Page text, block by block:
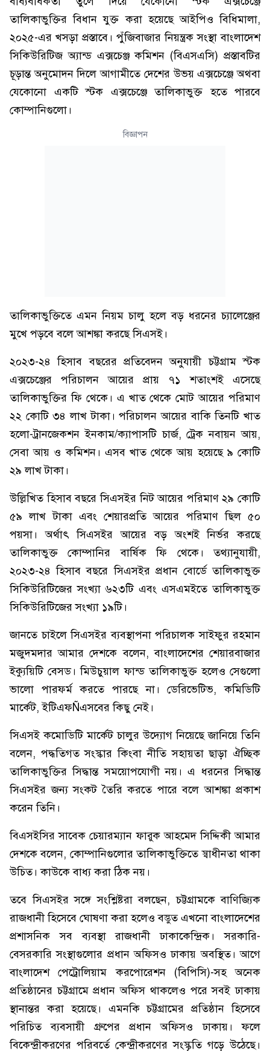
তালিকাভুক্তির বিধান যুক্ত করা হয়েছে আইপিও বিধিমালা,
২০২৫-এর খসড়া প্রস্তাবে। পুঁজিবাজার নিয়ন্ত্রক সংস্থা বাংলাদেশ
সিকিউরিটিজ অ্যান্ড এক্সচেঞ্জ কমিশন (বিএসএসি) প্রস্তাবটির
চূড়ান্ত অনুমোদন দিলে আগামীতে দেশের উভয় এক্সচেঞ্জে অথবা
যেকোনো একটি স্টক এক্সচেঞ্জে তালিকাভুক্ত হতে পারবে
কোম্পানিগুলো।
বিজ্ঞাপন
তালিকাভুক্তিতে এমন নিয়ম চালু হলে বড় ধরনের চ্যালেঞ্জের
মুখে পড়বে বলে আশঙ্কা করছে সিএসই।
২০২৩-২৪ হিসাব বছরের প্রতিবেদন অনুযায়ী চট্টগ্রাম স্টক
এক্সচেঞ্জের পরিচালন আয়ের প্রায় ৭১ শতাংশই এসেছে
তালিকাভুক্তির ফি থেকে। এ খাত থেকে মোট আয়ের পরিমাণ
২২ কোটি ৩৪ লাখ টাকা। পরিচালন আয়ের বাকি তিনটি খাত
হলো-ট্রানজেকশন ইনকাম/ক্যাপাসটি চার্জ, ট্রেক নবায়ন আয়,
সেবা আয় ও কমিশন। এসব খাত থেকে আয় হয়েছে ৯ কোটি
২৯ লাখ টাকা।
উল্লিখিত হিসাব বছরে সিএসইর নিট আয়ের পরিমাণ ২৯ কোটি
৫৯ লাখ টাকা এবং শেয়ারপ্রতি আয়ের পরিমাণ ছিল ৫০
পয়সা। অর্থাৎ সিএসইর আয়ের বড় অংশই নির্ভর করছে
তালিকাভুক্ত কোম্পানির বার্ষিক ফি থেকে। তথ্যানুযায়ী,
২০২৩-২৪ হিসাব বছরে সিএসইর প্রধান বোর্ডে তালিকাভুক্ত
সিকিউরিটিজের সংখ্যা ৬২৩টি এবং এসএমইতে তালিকাভুক্ত
সিকিউরিটিজের সংখ্যা ১৯টি।
জানতে চাইলে সিএসইর ব্যবস্থাপনা পরিচালক সাইফুর রহমান
মজুদমদার আমার দেশকে বলেন, বাংলাদেশের শেয়ারবাজার
ইক্যুয়িটি বেসড। মিউচুয়াল ফান্ড তালিকাভুক্ত হলেও সেগুলো
ভালো পারফর্ম করতে পারছে না। ডেরিভেটিভ, কমিডিটি
মার্কেট, ইটিএফÑএসবের কিছু নেই।
সিএসই কমোডিটি মার্কেট চালুর উদ্যোগ নিয়েছে জানিয়ে তিনি
বলেন, পদ্ধতিগত সংস্কার কিংবা নীতি সহায়তা ছাড়া ঐচ্ছিক
তালিকাভুক্তির সিদ্ধান্ত সময়োপযোগী নয়। এ ধরনের সিদ্ধান্ত
সিএসইর জন্য সংকট তৈরি করতে পারে বলে আশঙ্কা প্রকাশ
করেন তিনি।
বিএসইসির সাবেক চেয়ারম্যান ফারুক আহমেদ সিদ্দিকী আমার
দেশকে বলেন, কোম্পানিগুলোর তালিকাভুক্তিতে স্বাধীনতা থাকা
উচিত। কাউকে বাধ্য করা ঠিক নয়।
তবে সিএসইর সঙ্গে সংশ্লিষ্টরা বলছেন, চট্টগ্রামকে বাণিজ্যিক
রাজধানী হিসেবে ঘোষণা করা হলেও বস্তুত এখনো বাংলাদেশের
প্রশাসনিক সব ব্যবস্থা রাজধানী ঢাকাকেন্দ্রিক। সরকারি-
বেসরকারি সংস্থাগুলোর প্রধান অফিসও ঢাকায় অবস্থিত। আগে
বাংলাদেশ পেট্রোলিয়াম করপোরেশন (বিপিসি)-সহ অনেক
প্রতিষ্ঠানের চট্টগ্রামে প্রধান অফিস থাকলেও পরে সবই ঢাকায়
স্থানান্তর করা হয়েছে। এমনকি চট্টগ্রামের প্রতিষ্ঠান হিসেবে
পরিচিত ব্যবসায়ী গ্রুপের প্রধান অফিসও ঢাকায়। ফলে
বিকেন্দ্রীকরণের পরিবর্তে কেন্দ্রীকরণের সংস্কৃতি গড়ে উঠেছে।